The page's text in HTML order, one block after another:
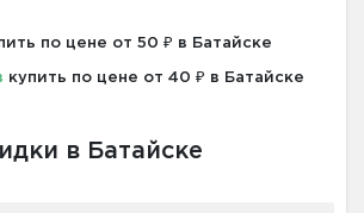
по цене от 50 ₽ в Батайске
купить по цене от 40 ₽ в Батайске
в Батайске